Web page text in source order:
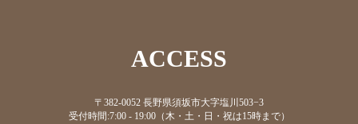
ACCESS
〒382-0052 長野県須坂市大字塩川503−3
受付時間:7:00 - 19:00（木・土・日・祝は15時まで）